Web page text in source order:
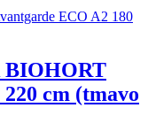
BIOHORT
cm (tmavo